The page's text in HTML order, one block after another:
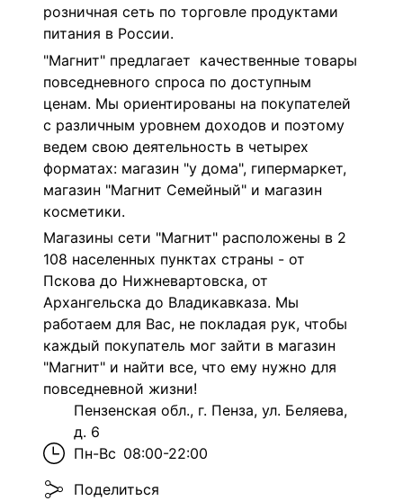
розничная сеть по торговле продуктами
питания в России.
"Магнит" предлагает качественные товары
повседневного спроса по доступным
ценам. Мы ориентированы на покупателей
с различным уровнем доходов и поэтому
ведем свою деятельность в четырех
форматах: магазин "у дома", гипермаркет,
магазин "Магнит Семейный" и магазин
косметики.
Магазины сети "Магнит" расположены в 2
108 населенных пунктах страны - от
Пскова до Нижневартовска, от
Архангельска до Владикавказа. Мы
работаем для Вас, не покладая рук, чтобы
каждый покупатель мог зайти в магазин
"Магнит" и найти все, что ему нужно для
повседневной жизни!
Пензенская обл., г. Пенза, ул. Беляева,
д. 6
Пн-Вс 08:00-22:00
Поделиться